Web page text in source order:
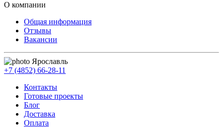
О компании
Общая информация
Отзывы
Вакансии
Ярославль
+7 (4852) 66-28-11
Контакты
Готовые проекты
Блог
Доставка
Оплата